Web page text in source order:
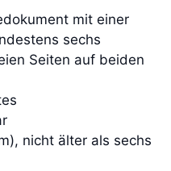
mit einer
sechs
Seiten auf beiden
nicht älter als sechs